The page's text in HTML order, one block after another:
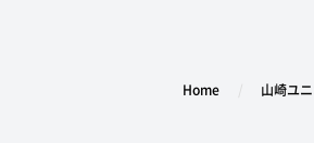
Home 山崎ユ